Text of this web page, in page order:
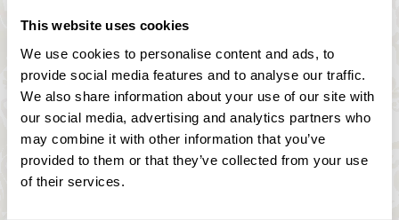
This website uses cookies
We use cookies to personalise content and ads, to
provide social media features and to analyse our traffic.
We also share information about your use of our site with
our social media, advertising and analytics partners who
may combine it with other information that you’ve
provided to them or that they’ve collected from your use
of their services.
Möglichkeit, Fähigkeiten von bekannten
Lehrern zu erlangen. Namen, die selbst für
hohe Qualität und Liebe zur Musik stehen –
wie etwa Prof. Michael Frischenschlager und
Hans Peter Ochsenhofer, zählen zu deren
Mentoren. Teilnahmen an zahlreichen
Festspielen, zu denen die Tiroler und die
Bregenzer Festpiele gehören und an diversen